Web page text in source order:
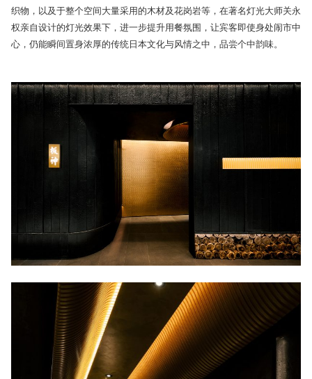
织物，以及于整个空间大量采用的木材及花岗岩等，在著名灯光大师关永
权亲自设计的灯光效果下，进一步提升用餐氛围，让宾客即使身处闹市中
心，仍能瞬间置身浓厚的传统日本文化与风情之中，品尝个中韵味。